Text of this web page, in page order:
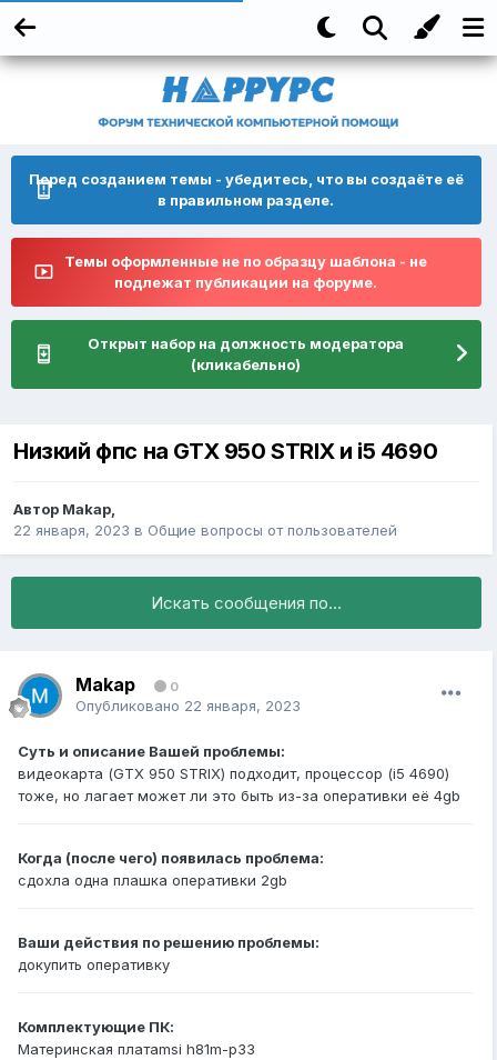
Перед созданием темы - убедитесь, что вы создаёте её
в правильном разделе.
Темы оформленные не по образцу шаблона - не
подлежат публикации на форуме.
Открыт набор на должность модератора
(кликабельно)
Низкий фпс на GTX 950 STRIX и i5 4690
Автор Маkap,
22 января, 2023 в Общие вопросы от пользователей
Искать сообщения по...
Маkap 0
Опубликовано 22 января, 2023
Суть и описание Вашей проблемы:
видеокарта (GTX 950 STRIX) подходит, процессор (i5 4690)
тоже, но лагает может ли это быть из-за оперативки её 4gb
Когда (после чего) появилась проблема:
сдохла одна плашка оперативки 2gb
Ваши действия по решению проблемы:
докупить оперативку
Комплектующие ПК:
Материнская платаmsi h81m-p33